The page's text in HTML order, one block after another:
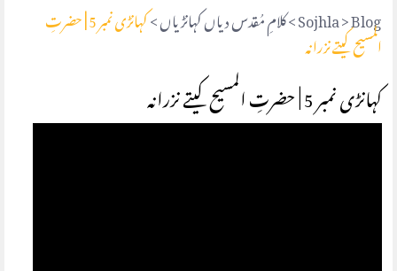
Sojhla>Blog
>کلامِ مُقدس دیاں کہانڑیاں> کہانڑی نمبر 5 | حضرتِ
المسیح کیتے نزرانہ
کہانڑی نمبر 5 | حضرتِ المسیح کیتے نزرانہ